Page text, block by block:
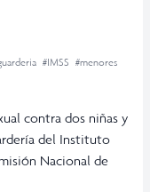
#IMSS #menores
contra dos niñas y
del Instituto
Nacional de